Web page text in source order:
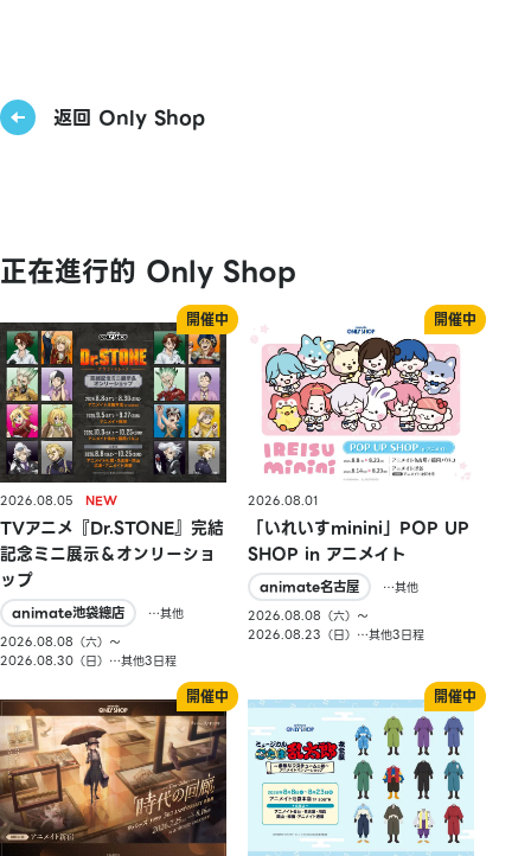
返回 Only Shop
正在進行的 Only Shop
2026.08.05
TVアニメ『Dr.STONE』完結
記念ミニ展示＆オンリーショ
ップ
animate池袋總店
…其他
2026.08.08（六）〜
2026.08.30（日）…其他3日程
2026.08.01
「いれいすminini」POP UP
SHOP in アニメイト
animate名古屋
…其他
2026.08.08（六）〜
2026.08.23（日）…其他3日程